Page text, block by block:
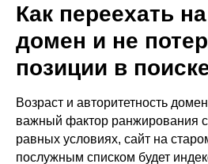
Как переехать
домен и не
позиции в
Возраст и авторитетность
важный фактор ранжирования
равных условиях, сайт на
послужным списком будет